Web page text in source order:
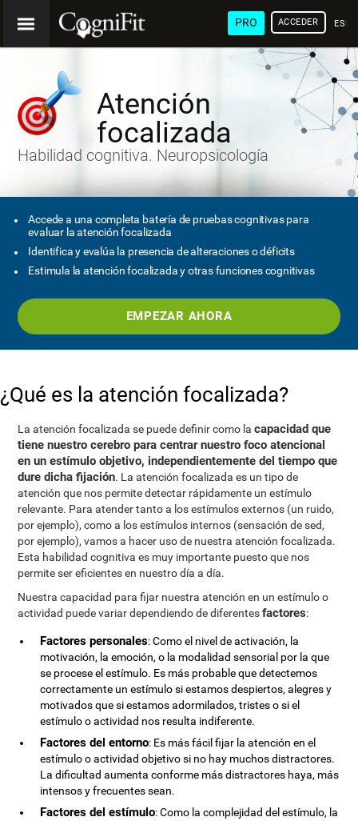
PRO ACCEDER
Atención
focalizada
Habilidad cognitiva. Neuropsicología
Accede a una completa batería de pruebas cognitivas para
evaluar la atención focalizada
Identifica y evalúa la presencia de alteraciones o déficits
Estimula la atención focalizada y otras funciones cognitivas
EMPEZAR AHORA
¿Qué es la atención focalizada?
La atención focalizada se puede definir como lacapacidad que
tiene nuestro cerebro para centrar nuestro foco atencional
en un estímulo objetivo, independientemente del tiempo que
dure dicha fijación. La atención focalizada es un tipo de
atención que nos permite detectar rápidamente un estímulo
relevante. Para atender tanto a los estímulos externos (un ruido,
por ejemplo), como a los estímulos internos (sensación de sed,
por ejemplo), vamos a hacer uso de nuestra atención focalizada.
Esta habilidad cognitiva es muy importante puesto que nos
permite ser eficientes en nuestro día a día.
Nuestra capacidad para fijar nuestra atención en un estímulo o
actividad puede variar dependiendo de diferentesfactores:
Factores personales: Como el nivel de activación, la
motivación, la emoción, o la modalidad sensorial por la que
se procese el estímulo. Es más probable que detectemos
correctamente un estímulo si estamos despiertos, alegres y
motivados que si estamos adormilados, tristes o si el
estímulo o actividad nos resulta indiferente.
Factores del entorno: Es más fácil fijar la atención en el
estímulo o actividad objetivo si no hay muchos distractores.
La dificultad aumenta conforme más distractores haya, más
intensos y frecuentes sean.
Factores del estímulo: Como la complejidad del estímulo, la